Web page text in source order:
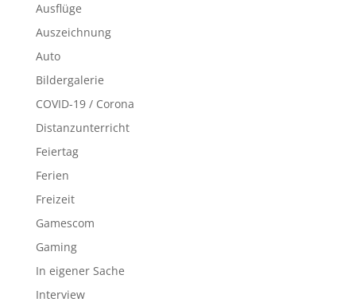
Ausflüge
Auszeichnung
Auto
Bildergalerie
COVID-19 / Corona
Distanzunterricht
Feiertag
Ferien
Freizeit
Gamescom
Gaming
In eigener Sache
Interview